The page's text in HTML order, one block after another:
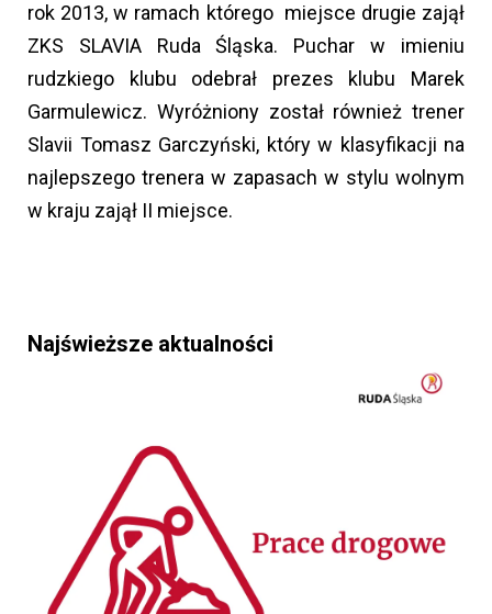
rok 2013, w ramach którego miejsce drugie zajął
ZKS SLAVIA Ruda Śląska. Puchar w imieniu
rudzkiego klubu odebrał prezes klubu Marek
Garmulewicz. Wyróżniony został również trener
Slavii Tomasz Garczyński, który w klasyfikacji na
najlepszego trenera w zapasach w stylu wolnym
w kraju zajął II miejsce.
Najświeższe aktualności